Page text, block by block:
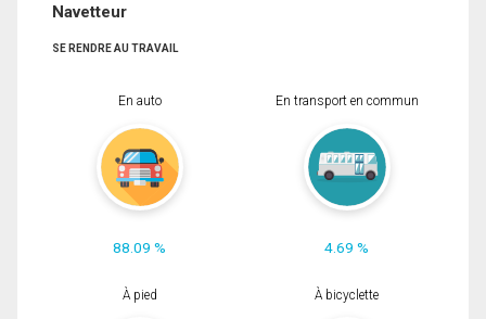
Navetteur
SE RENDRE AU TRAVAIL
En auto
88.09 %
En transport en commun
4.69 %
À pied À bicyclette